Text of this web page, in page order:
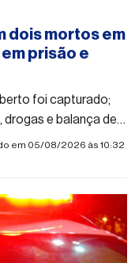
dois mortos em
prisão e
foi capturado;
drogas e balança de
em 05/08/2026 às 10:32